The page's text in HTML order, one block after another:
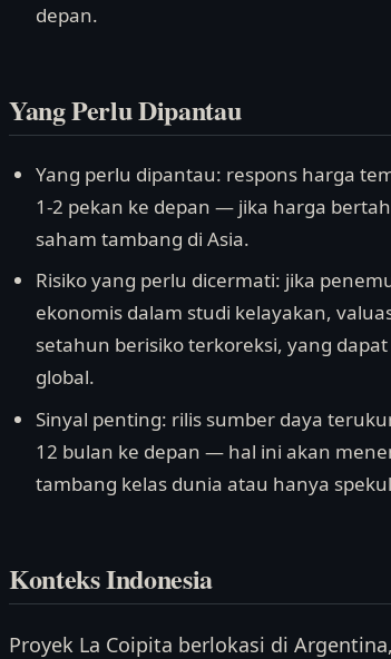
depan.
Yang Perlu Dipantau
Yang perlu dipantau: respons harga
1-2 pekan ke depan — jika harga
saham tambang di Asia.
Risiko yang perlu dicermati: jika
ekonomis dalam studi kelayakan,
setahun berisiko terkoreksi, yang
global.
Sinyal penting: rilis sumber daya
12 bulan ke depan — hal ini akan
tambang kelas dunia atau hanya
Konteks Indonesia
Proyek La Coipita berlokasi di